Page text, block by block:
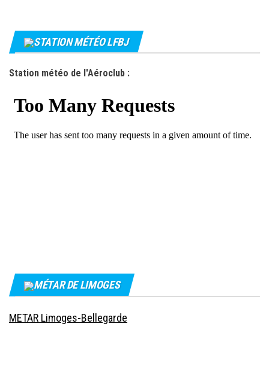
STATION MÉTÉO LFBJ
Station météo de l'Aéroclub :
MÉTAR DE LIMOGES
METAR Limoges-Bellegarde